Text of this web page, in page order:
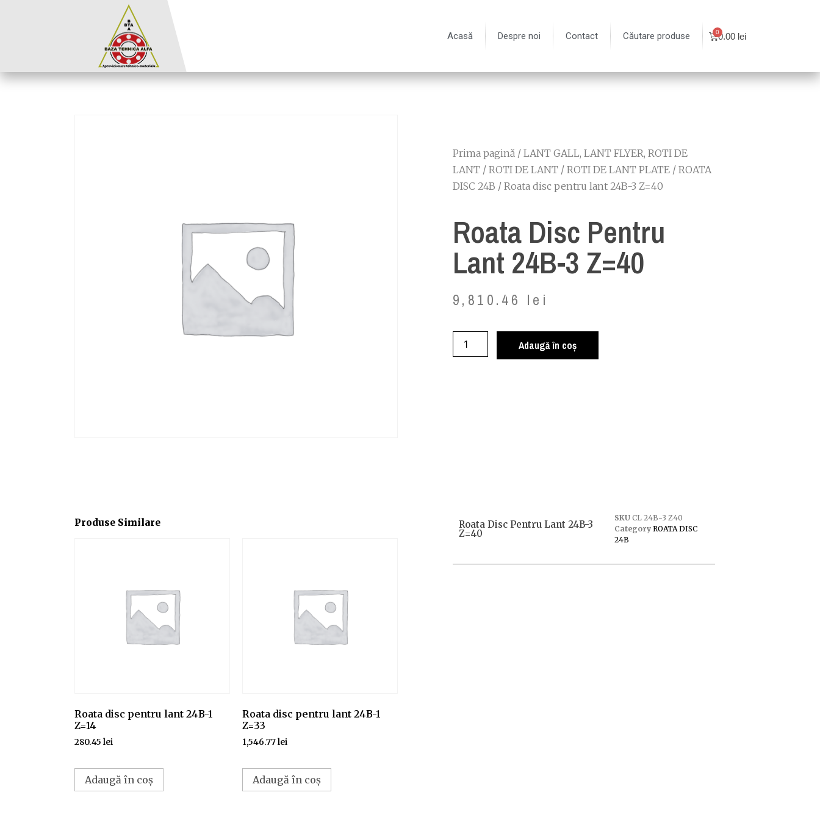
Acasă Despre noi Contact Căutare produse 0.00 lei
Prima pagină / LANT GALL, LANT FLYER, ROTI DE
LANT / ROTI DE LANT / ROTI DE LANT PLATE / ROATA
DISC 24B / Roata disc pentru lant 24B-3 Z=40
Roata Disc Pentru
Lant 24B-3 Z=40
9,810.46 lei
Adaugă în coș
Produse Similare
Roata disc pentru lant 24B-1
Z=14
280.45 lei
Adaugă în coș
Roata disc pentru lant 24B-1
Z=33
1,546.77lei
Adaugă în coș
Roata Disc Pentru Lant 24B-3
Z=40
SKU CL 24B-3 Z40
Category ROATA DISC
24B